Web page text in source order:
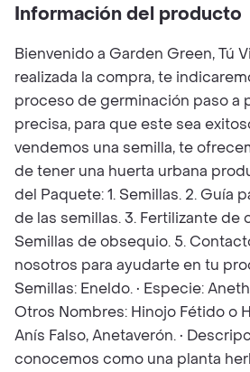
Información del producto
Bienvenido a Garden Green, Tú
realizada la compra, te
proceso de germinación paso a
precisa, para que este sea
vendemos una semilla, te
de tener una huerta urbana
del Paquete: 1. Semillas. 2. Guía
de las semillas. 3. Fertilizante de
Semillas de obsequio. 5.
nosotros para ayudarte en tu
Semillas: Eneldo. • Especie:
Otros Nombres: Hinojo Fétido o
Anís Falso, Anetaverón. •
conocemos como una planta